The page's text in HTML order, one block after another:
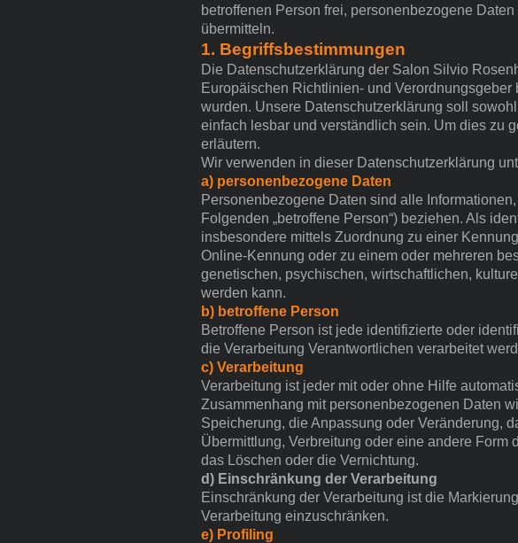
betroffenen Person frei, personenbezogene
übermitteln.
1. Begriffsbestimmungen
Die Datenschutzerklärung der Salon Silvio
Europäischen Richtlinien- und
wurden. Unsere Datenschutzerklärung soll
einfach lesbar und verständlich sein. Um dies zu
erläutern.
Wir verwenden in dieser Datenschutzerklärung
a) personenbezogene Daten
Personenbezogene Daten sind alle
Folgenden „betroffene Person“) beziehen. Als
insbesondere mittels Zuordnung zu einer
Online-Kennung oder zu einem oder mehreren
genetischen, psychischen, wirtschaftlichen,
werden kann.
b) betroffene Person
Betroffene Person ist jede identifizierte oder
die Verarbeitung Verantwortlichen verarbeitet
c) Verarbeitung
Verarbeitung ist jeder mit oder ohne Hilfe
Zusammenhang mit personenbezogenen Daten
Speicherung, die Anpassung oder Veränderung,
Übermittlung, Verbreitung oder eine andere
das Löschen oder die Vernichtung.
d) Einschränkung der Verarbeitung
Einschränkung der Verarbeitung ist die
Verarbeitung einzuschränken.
e) Profiling